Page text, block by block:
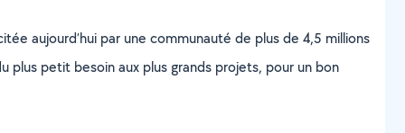
aujourd’hui par une communauté de plus de 4,5 millions
plus petit besoin aux plus grands projets, pour un bon